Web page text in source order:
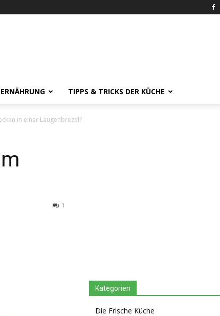
TIPPS & TRICKS DER KÜCHE
in einer Laugenbrezel?
1
Kategorien
Die Frische Küche